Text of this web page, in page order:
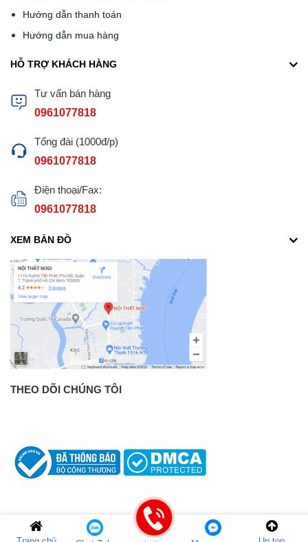
Hướng dẫn thanh toán
Hướng dẫn mua hàng
HỖ TRỢ KHÁCH HÀNG
Tư vấn bán hàng
0961077818
Tổng đài (1000đ/p)
0961077818
Điện thoại/Fax:
0961077818
XEM BẢN ĐỒ
THEO DÕI CHÚNG TÔI